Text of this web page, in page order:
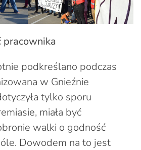
pracownika
podkreślano podczas
w Gnieźnie
tylko sporu
miała być
walki o godność
Dowodem na to jest